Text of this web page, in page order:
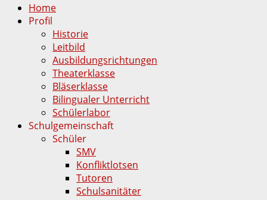
Home
Profil
Historie
Leitbild
Ausbildungsrichtungen
Theaterklasse
Bläserklasse
Bilingualer Unterricht
Schülerlabor
Schulgemeinschaft
Schüler
SMV
Konfliktlotsen
Tutoren
Schulsanitäter